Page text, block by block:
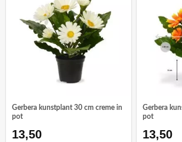
Gerbera kunstplant 30 cm creme in
pot
13,50
Gerbera
pot
13,50